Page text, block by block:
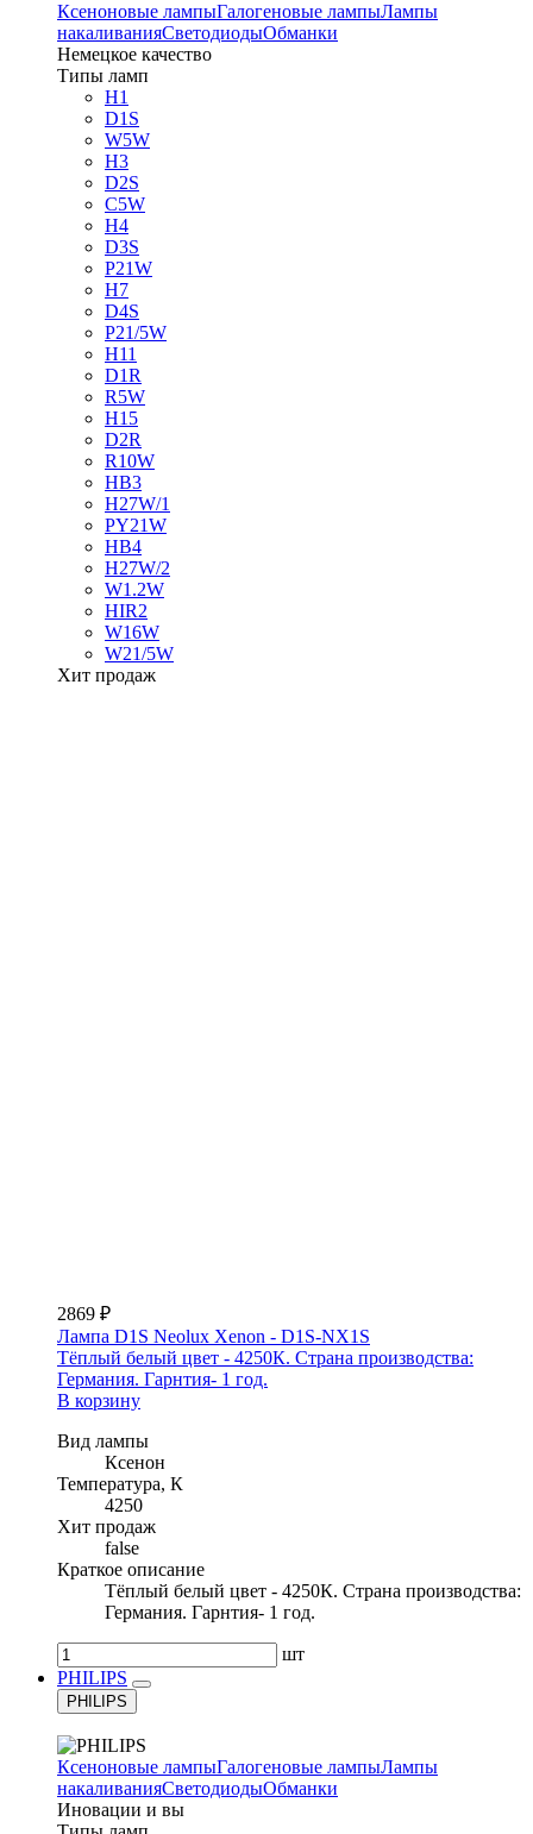
Ксеноновые лампыГалогеновые лампыЛампы
накаливанияСветодиодыОбманки
Немецкое качество
Типы ламп
H1
D1S
W5W
H3
D2S
C5W
H4
D3S
P21W
H7
D4S
P21/5W
H11
D1R
R5W
H15
D2R
R10W
HB3
H27W/1
PY21W
HB4
H27W/2
W1.2W
HIR2
W16W
W21/5W
Хит продаж
2869 ₽
Лампа D1S Neolux Xenon - D1S-NX1S
Тёплый белый цвет - 4250К. Страна производства:
Германия. Гарнтия- 1 год.
В корзину
Вид лампы
Ксенон
Температура, К
4250
Хит продаж
false
Краткое описание
Тёплый белый цвет - 4250К. Страна производства:
Германия. Гарнтия- 1 год.
шт
PHILIPS
PHILIPS
Ксеноновые лампыГалогеновые лампыЛампы
накаливанияСветодиодыОбманки
Иновации и вы